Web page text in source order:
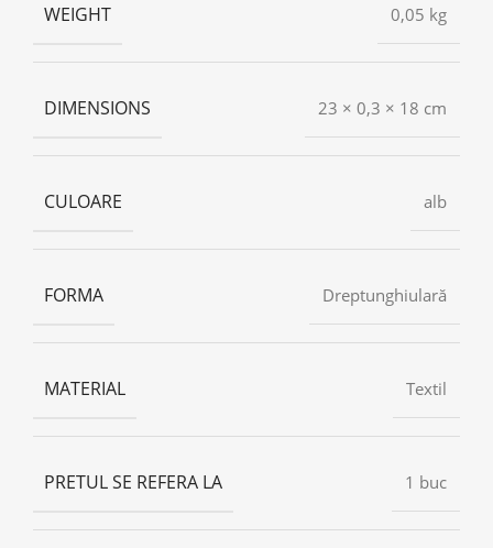
WEIGHT 0,05 kg
DIMENSIONS 23 × 0,3 × 18 cm
CULOARE alb
FORMA Dreptunghiulară
MATERIAL Textil
PRETUL SE REFERA LA 1 buc